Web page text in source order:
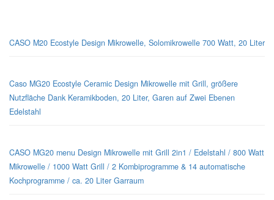
CASO M20 Ecostyle Design Mikrowelle, Solomikrowelle 700 Watt, 20 Liter
Caso MG20 Ecostyle Ceramic Design Mikrowelle mit Grill, größere
Nutzfläche Dank Keramikboden, 20 Liter, Garen auf Zwei Ebenen
Edelstahl
CASO MG20 menu Design Mikrowelle mit Grill 2in1 / Edelstahl / 800 Watt
Mikrowelle / 1000 Watt Grill / 2 Kombiprogramme & 14 automatische
Kochprogramme / ca. 20 Liter Garraum